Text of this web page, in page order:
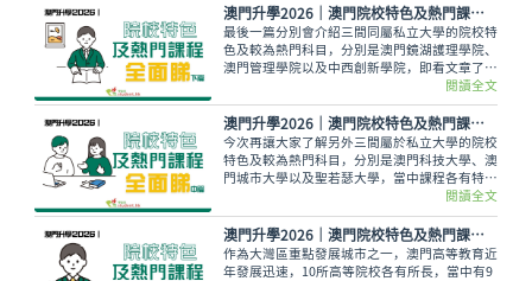
澳門升學2026｜澳門院校特色及熱門課程全面睇（下篇）
最後一篇分別會介紹三間同屬私立大學的院校特
色及較為熱門科目，分別是澳門鏡湖護理學院、
澳門管理學院以及中西創新學院，即看文章了解
閱讀全文
澳門升學2026｜澳門院校特色及熱門課程全面睇 (中篇)
今次再讓大家了解另外三間屬於私立大學的院校
特色及較為熱門科目，分別是澳門科技大學、澳
門城市大學以及聖若瑟大學，當中課程各有特
閱讀全文
澳門升學2026｜澳門院校特色及熱門課程全面睇（上篇）
作為大灣區重點發展城市之一，澳門高等教育近
年發展迅速，10所高等院校各有所長，當中有9